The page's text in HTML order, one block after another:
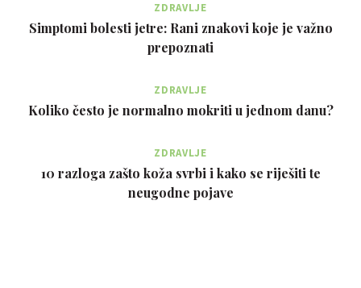
ZDRAVLJE
Simptomi bolesti jetre: Rani znakovi koje je važno
prepoznati
ZDRAVLJE
Koliko često je normalno mokriti u jednom danu?
ZDRAVLJE
10 razloga zašto koža svrbi i kako se riješiti te
neugodne pojave